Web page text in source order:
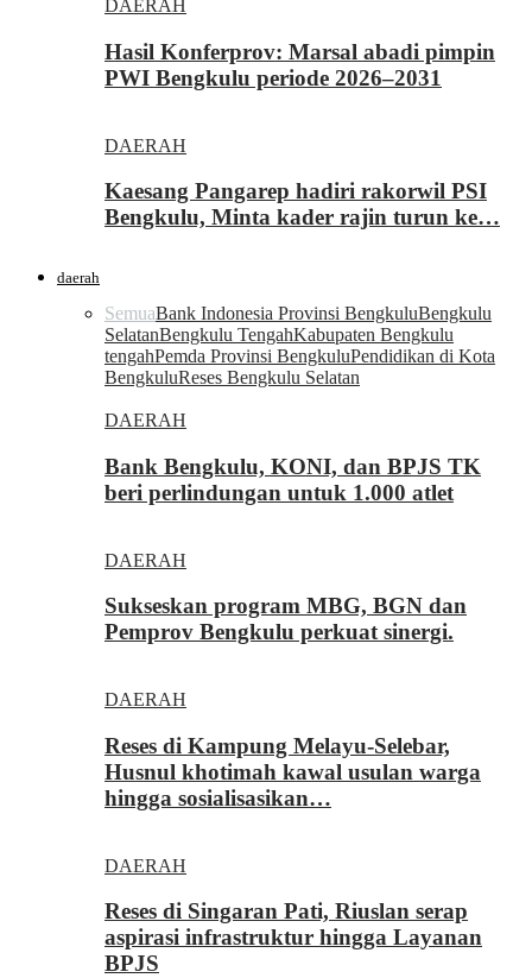
DAERAH
Hasil Konferprov: Marsal abadi pimpin
PWI Bengkulu periode 2026–2031
DAERAH
Kaesang Pangarep hadiri rakorwil PSI
Bengkulu, Minta kader rajin turun ke…
daerah
SemuaBank Indonesia Provinsi BengkuluBengkulu
SelatanBengkulu TengahKabupaten Bengkulu
tengahPemda Provinsi BengkuluPendidikan di Kota
BengkuluReses Bengkulu Selatan
DAERAH
Bank Bengkulu, KONI, dan BPJS TK
beri perlindungan untuk 1.000 atlet
DAERAH
Sukseskan program MBG, BGN dan
Pemprov Bengkulu perkuat sinergi.
DAERAH
Reses di Kampung Melayu-Selebar,
Husnul khotimah kawal usulan warga
hingga sosialisasikan…
DAERAH
Reses di Singaran Pati, Riuslan serap
aspirasi infrastruktur hingga Layanan
BPJS